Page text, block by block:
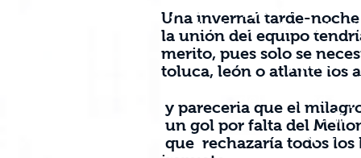
Una invernal tarde-
la unión del equipo
merito, pues solo se
toluca, león o atlante los
y pareceria que el
un gol por falta del
que rechazaría todos los
ya merito, pues solo
ni toluca, león o
y pareceria
antes, pero les
del Mellone al
rechazaría
esquema